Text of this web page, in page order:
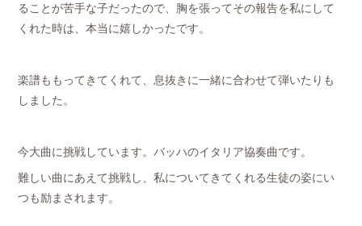
ることが苦手な子だったので、胸を張ってその報告を私にして
くれた時は、本当に嬉しかったです。
楽譜ももってきてくれて、息抜きに一緒に合わせて弾いたりも
しました。
今大曲に挑戦しています。バッハのイタリア協奏曲です。
難しい曲にあえて挑戦し、私についてきてくれる生徒の姿にい
つも励まされます。